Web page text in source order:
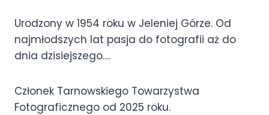
Urodzony w 1954 roku w Jeleniej Górze. Od
najmłodszych lat pasja do fotografii aż do
dnia dzisiejszego….
Członek Tarnowskiego Towarzystwa
Fotograficznego od 2025 roku.